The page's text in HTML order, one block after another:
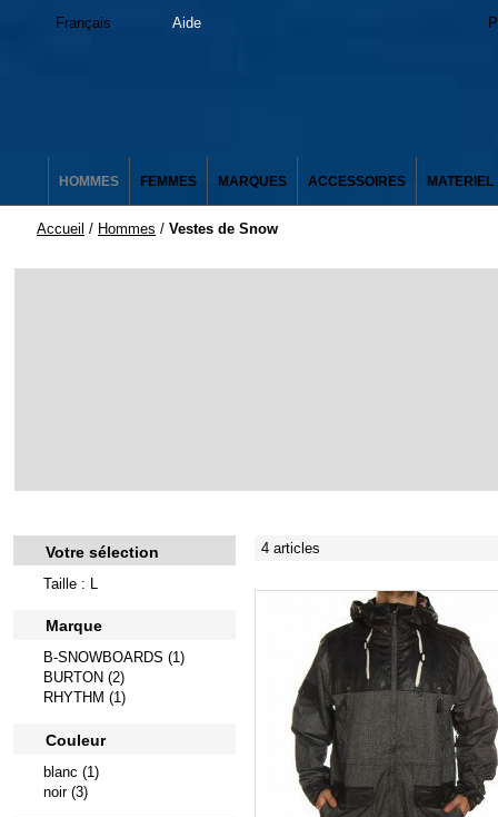
Français Aide
HOMMES FEMMES MARQUES ACCESSOIRES MATERIEL
Accueil / Hommes / Vestes de Snow
Votre sélection
Taille : L
Marque
B-SNOWBOARDS (1)
BURTON (2)
RHYTHM (1)
Couleur
blanc (1)
noir (3)
4 articles